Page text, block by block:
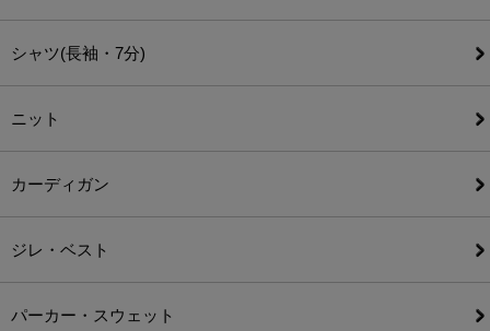
シャツ(長袖・7分)
ニット
カーディガン
ジレ・ベスト
パーカー・スウェット